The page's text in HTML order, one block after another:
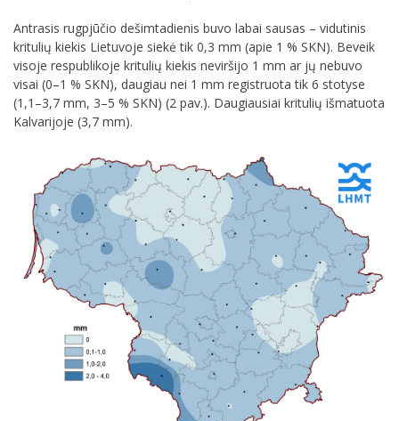
Antrasis rugpjūčio dešimtadienis buvo labai sausas – vidutinis
kritulių kiekis Lietuvoje siekė tik 0,3 mm (apie 1 % SKN). Beveik
visoje respublikoje kritulių kiekis neviršijo 1 mm ar jų nebuvo
visai (0–1 % SKN), daugiau nei 1 mm registruota tik 6 stotyse
(1,1–3,7 mm, 3–5 % SKN) (2 pav.). Daugiausiai kritulių išmatuota
Kalvarijoje (3,7 mm).